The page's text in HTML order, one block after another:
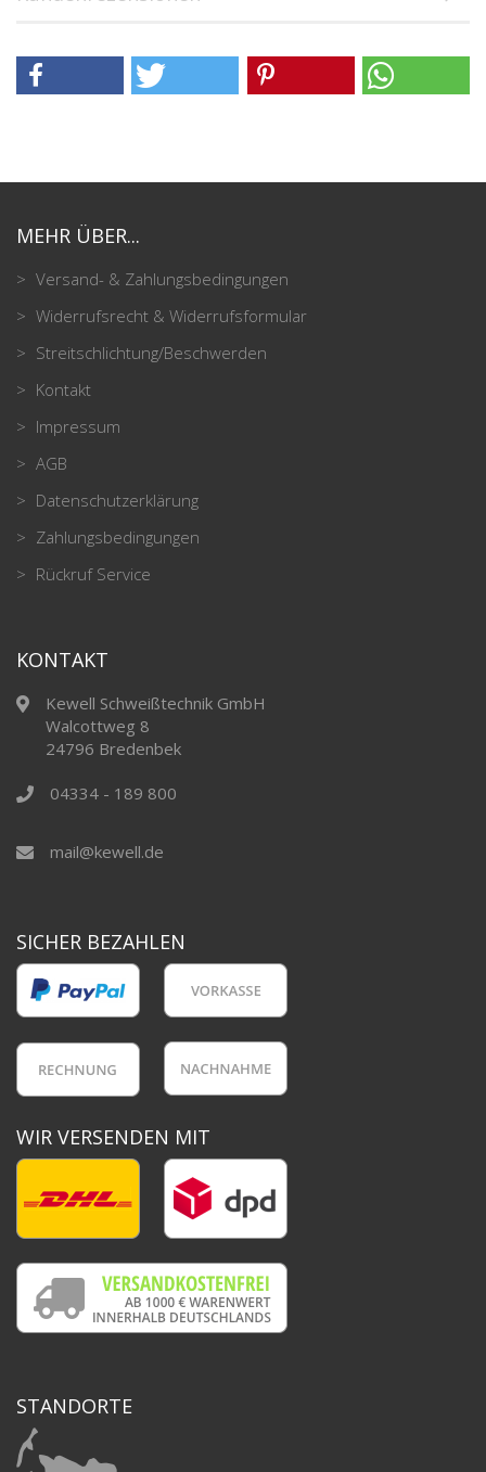
MEHR ÜBER...
Versand- & Zahlungsbedingungen
Widerrufsrecht & Widerrufsformular
Streitschlichtung/Beschwerden
Kontakt
Impressum
AGB
Datenschutzerklärung
Zahlungsbedingungen
Rückruf Service
KONTAKT
Kewell Schweißtechnik GmbH
Walcottweg 8
24796 Bredenbek
04334 - 189 800
mail@kewell.de
SICHER BEZAHLEN
WIR VERSENDEN MIT
STANDORTE